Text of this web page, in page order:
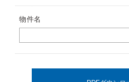
物件名